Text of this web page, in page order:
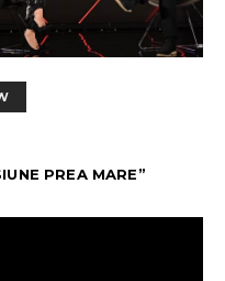
PREA MARE”